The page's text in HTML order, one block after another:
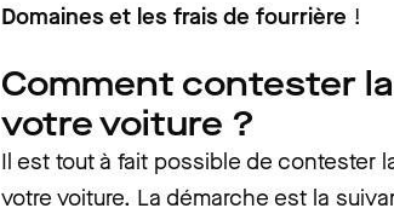
Domaines et les frais de fourrière !
Comment contester
votre voiture ?
Il est tout à fait possible de contester
votre voiture. La démarche est la